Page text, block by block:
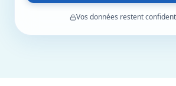
Vos données restent